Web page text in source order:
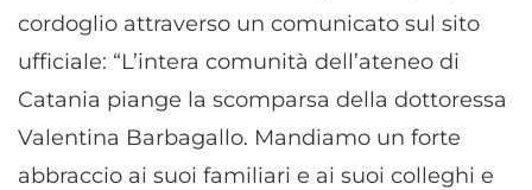
cordoglio attraverso un comunicato sul sito
ufficiale: “L’intera comunità dell’ateneo di
Catania piange la scomparsa della dottoressa
Valentina Barbagallo. Mandiamo un forte
abbraccio ai suoi familiari e ai suoi colleghi e